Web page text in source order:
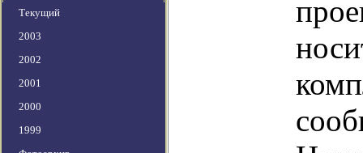
Текущий
2003
2002
2001
2000
1999